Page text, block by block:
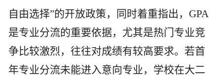
自由选择”的开放政策，同时着重指出， GPA
是专业分流的重要依据，尤其是热门专业竞
争比较激烈，往往对成绩有较高要求。若首
年专业分流未能进入意向专业，学校在大二